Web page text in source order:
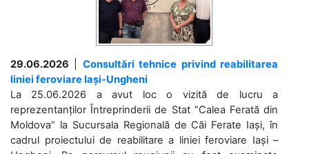
29.06.2026
Consultări tehnice privind reabilitarea
liniei feroviare Iași-Ungheni
La 25.06.2026 a avut loc o vizită de lucru a
reprezentanților Întreprinderii de Stat ”Calea Ferată din
Moldova” la Sucursala Regională de Căi Ferate Iași, în
cadrul proiectului de reabilitare a liniei feroviare Iași –